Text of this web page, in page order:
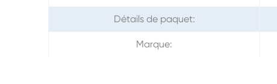
Détails de paquet:
Marque: